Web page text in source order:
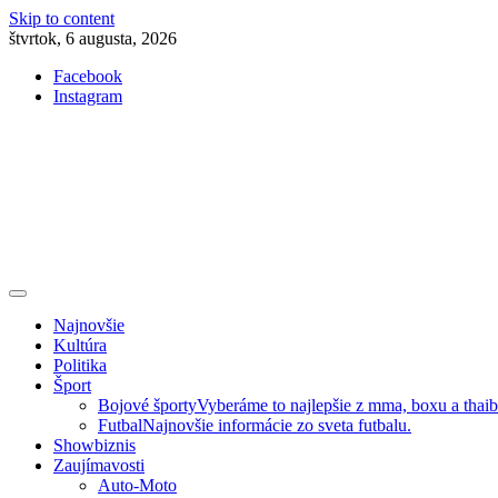
Skip to content
štvrtok, 6 augusta, 2026
Facebook
Instagram
Najnovšie
Kultúra
Politika
Šport
Bojové športyVyberáme to najlepšie z mma, boxu a
FutbalNajnovšie informácie zo sveta futbalu.
Showbiznis
Zaujímavosti
Auto-Moto